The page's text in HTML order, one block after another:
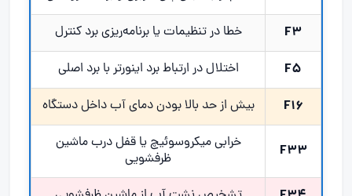
F3 خطا در تنظیمات یا برنامه‌ریزی برد کنترل
F5 اختلال در ارتباط برد اینورتر با برد اصلی
F16 بیش از حد بالا بودن دمای آب داخل دستگاه
F33
خرابی میکروسوئیچ یا قفل درب ماشین
ظرفشویی